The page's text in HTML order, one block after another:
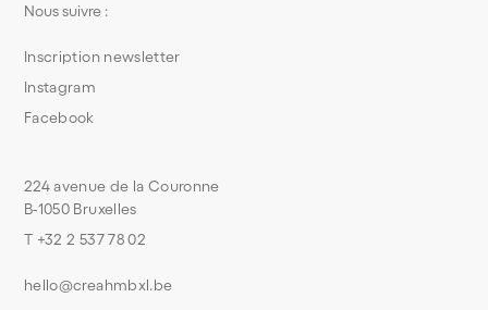
224 avenue de la Couronne
B-1050 Bruxelles
T +32 2 537 78 02
hello@creahmbxl.be
Nous suivre :
Inscription newsletter
Instagram
Facebook